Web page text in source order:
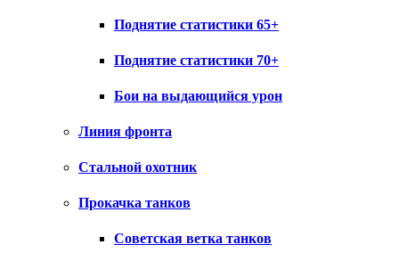
Поднятие статистики 65+
Поднятие статистики 70+
Бои на выдающийся урон
Линия фронта
Стальной охотник
Прокачка танков
Советская ветка танков